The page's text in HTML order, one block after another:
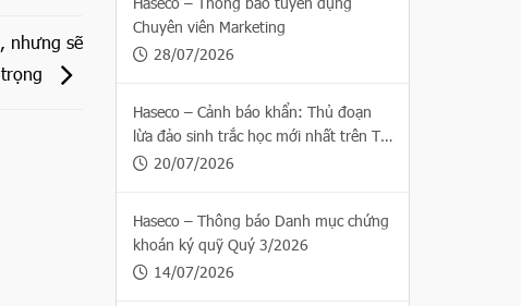
nhưng sẽ
Chuyên viên Marketing
28/07/2026
Haseco – Cảnh báo khẩn: Thủ đoạn
lừa đảo sinh trắc học mới nhất trên Thị
trường chứng khoán
20/07/2026
Haseco – Thông báo Danh mục chứng
khoán ký quỹ Quý 3/2026
14/07/2026